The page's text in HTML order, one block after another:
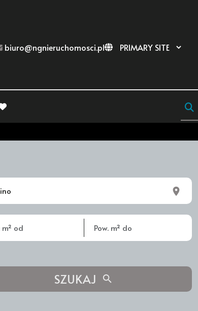
biuro@ngnieruchomosci.pl
favorite
SZUKAJ